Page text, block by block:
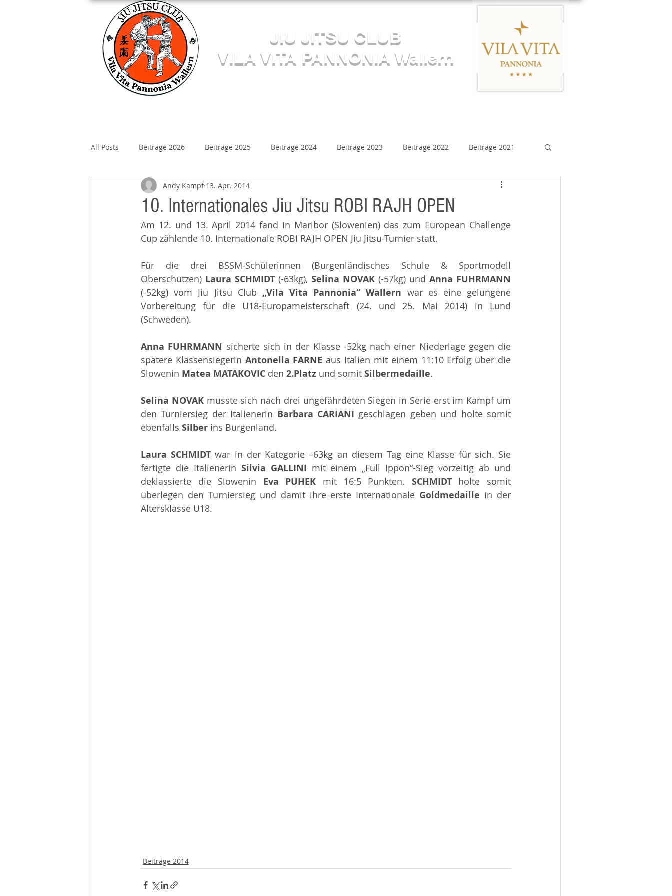
JIU JITSU CLUB
VILA VITA PANNONIA Wallern
All Posts Beiträge 2026 Beiträge 2025 Beiträge 2024 Beiträge 2023 Beiträge 2022 Beiträge 2021
Beiträge 2020 Beiträge 2019 Beiträge 2018
Beiträge 2014 Infos
10. Internationales Jiu Jitsu ROBI RAJH OPEN
Andy Kampf 13. Apr. 2014
Am 12. und 13. April 2014 fand in Maribor (Slowenien) das zum European Challenge
Cup zählende 10. Internationale ROBI RAJH OPEN Jiu Jitsu-Turnier statt.
Für die drei BSSM-Schülerinnen (Burgenländisches Schule & Sportmodell
Oberschützen) Laura SCHMIDT (-63kg), Selina NOVAK (-57kg) und
(-52kg) vom Jiu Jitsu Club „Vila Vita Pannonia“ Wallern war es eine gelungene
Vorbereitung für die U18-Europameisterschaft (24. und 25. Mai 2014) in Lund
(Schweden).
Anna FUHRMANN sicherte sich in der Klasse -52kg nach einer Niederlage gegen die
spätere Klassensiegerin Antonella FARNE aus Italien mit einem 11:10 Erfolg über die
Slowenin Matea MATAKOVIC den 2.Platz und somit Silbermedaille.
Selina NOVAK musste sich nach drei ungefährdeten Siegen in Serie erst im Kampf um
den Turniersieg der Italienerin Barbara CARIANI geschlagen geben und holte somit
ebenfalls Silber ins Burgenland.
Laura SCHMIDT war in der Kategorie –63kg an diesem Tag eine Klasse für sich. Sie
fertigte die Italienerin Silvia GALLINI mit einem „Full Ippon“-Sieg vorzeitig ab und
deklassierte die Slowenin Eva PUHEK mit 16:5 Punkten. SCHMIDT holte somit
überlegen den Turniersieg und damit ihre erste Internationale Goldmedaille in der
Altersklasse U18.
Beiträge 2014